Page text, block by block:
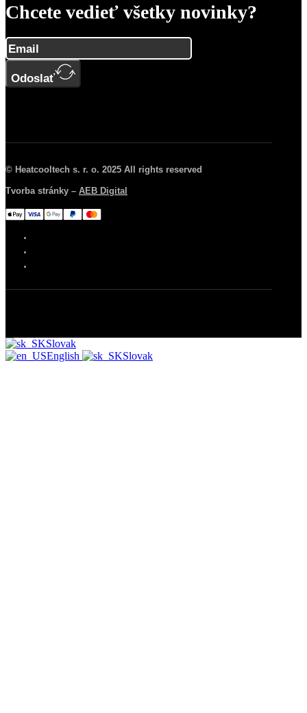
Chcete vedieť všetky novinky?
Odoslať
© Heatcooltech s. r. o. 2025 All rights reserved
Tvorba stránky – AEB Digital
Slovak
English
Slovak